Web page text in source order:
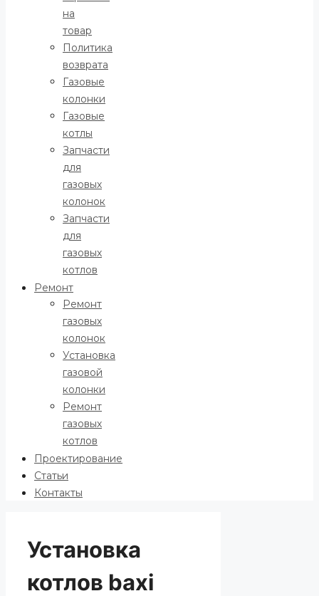
на
товар
Политика
возврата
Газовые
колонки
Газовые
котлы
Запчасти
для
газовых
колонок
Запчасти
для
газовых
котлов
Ремонт
Ремонт
газовых
колонок
Установка
газовой
колонки
Ремонт
газовых
котлов
Проектирование
Статьи
Контакты
Установка
котлов baxi